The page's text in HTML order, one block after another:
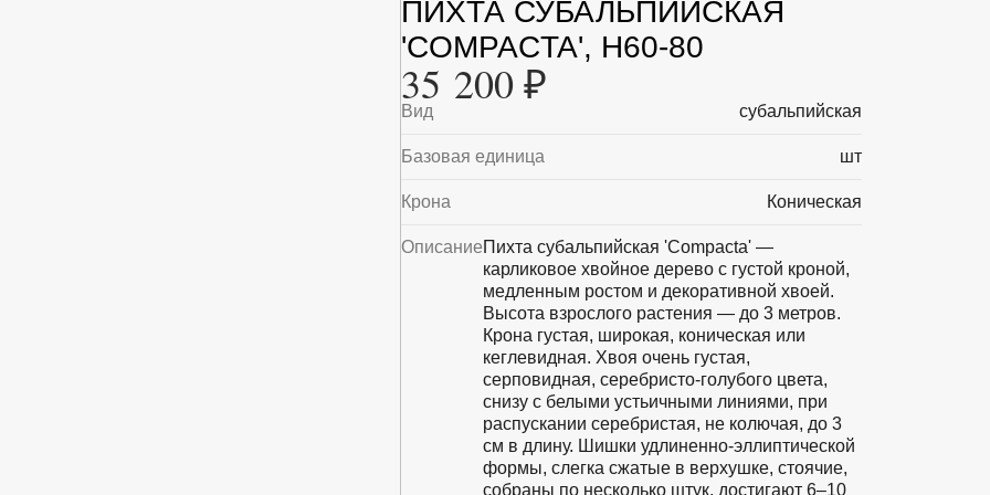
ПИХТА СУБАЛЬПИЙСКАЯ
'COMPACTA', H60-80
35 200 ₽
Вид субальпийская
Базовая единица шт
Крона Коническая
ОписаниеПихта субальпийская 'Compacta' —
карликовое хвойное дерево с густой кроной,
медленным ростом и декоративной хвоей.
Высота взрослого растения — до 3 метров.
Крона густая, широкая, коническая или
кеглевидная. Хвоя очень густая,
серповидная, серебристо-голубого цвета,
снизу с белыми устьичными линиями, при
распускании серебристая, не колючая, до 3
см в длину. Шишки удлиненно-эллиптической
формы, слегка сжатые в верхушке, стоячие,
собраны по несколько штук, достигают 6–10